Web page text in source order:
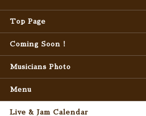
Top Page
Coming Soon !
Musicians Photo
Menu
Live & Jam Calendar